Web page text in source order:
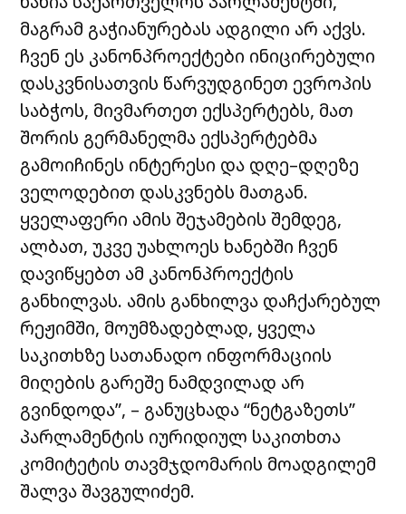
მაგრამ გაჭიანურებას ადგილი არ აქვს.
ჩვენ ეს კანონპროექტები ინიცირებული
დასკვნისათვის წარვუდგინეთ ევროპის
საბჭოს, მივმართეთ ექსპერტებს, მათ
შორის გერმანელმა ექსპერტებმა
გამოიჩინეს ინტერესი და დღე–დღეზე
ველოდებით დასკვნებს მათგან.
ყველაფერი ამის შეჯამების შემდეგ,
ალბათ, უკვე უახლოეს ხანებში ჩვენ
დავიწყებთ ამ კანონპროექტის
განხილვას. ამის განხილვა დაჩქარებულ
რეჟიმში, მოუმზადებლად, ყველა
საკითხზე სათანადო ინფორმაციის
მიღების გარეშე ნამდვილად არ
გვინდოდა”, – განუცხადა “ნეტგაზეთს”
პარლამენტის იურიდიულ საკითხთა
კომიტეტის თავმჯდომარის მოადგილემ
შალვა შავგულიძემ.